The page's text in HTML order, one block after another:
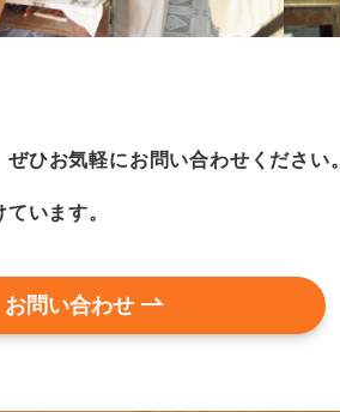
ひお気軽にお問い合わせください。
います。
お問い合わせ